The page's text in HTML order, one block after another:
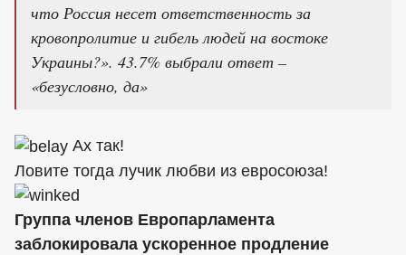
что Россия несет ответственность за
кровопролитие и гибель людей на востоке
Украины?». 43.7% выбрали ответ –
«безусловно, да»
Ах так!
Ловите тогда лучик любви из евросоюза!
Группа членов Европарламента
заблокировала ускоренное продление